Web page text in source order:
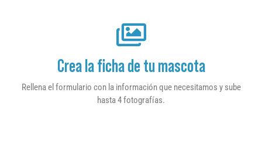
Crea la ficha de tu mascota
Rellena el formulario con la información que necesitamos y sube
hasta 4 fotografías.